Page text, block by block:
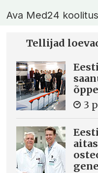
Ava Med24
Tellijad
3